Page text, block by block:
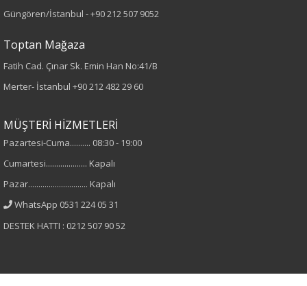
Bilek Paça
Kumaş Tipi
Denim
Desen
Taşlı
Kumaş
%98 Pamuk
%2 Elastan
Güngören/İstanbul -+90 212 507 9052
Toptan Mağaza
Fatih Cad. Çınar Sk. Emin Han No:41/B
Merter- İstanbul +90 212 482 29 60
MÜŞTERİ HİZMETLERİ
Pazartesi-Cuma.......... 08:30 - 19:00
Cumartesi.................... Kapalı
Pazar............................. Kapalı
WhatsApp 0531 224 05 31
DESTEK HATTI : 0212 507 90 52